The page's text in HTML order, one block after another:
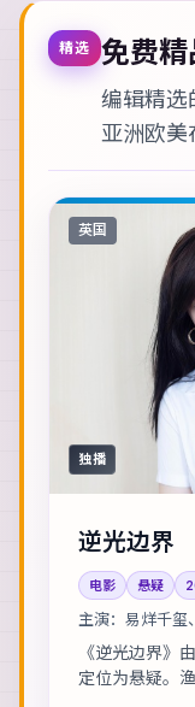
精选 免费
编辑精选
亚洲欧美
英国
独播
逆光边界
电影 悬疑
主演： 易烊千玺
《逆光边界》
定位为悬疑。